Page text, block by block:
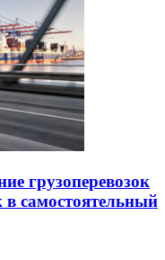
грузоперевозок
самостоятельный